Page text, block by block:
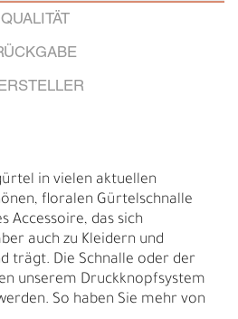
QUALITÄT
in vielen aktuellen
floralen Gürtelschnalle
Accessoire, das sich
auch zu Kleidern und
trägt. Die Schnalle oder der
unserem Druckknopfsystem
So haben Sie mehr von